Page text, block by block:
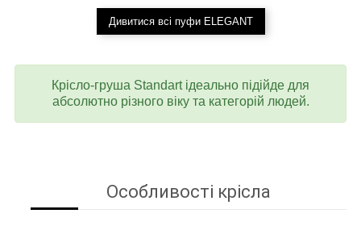
Дивитися всі пуфи ELEGANT
Крісло-груша Standart ідеально підійде для
абсолютно різного віку та категорій людей.
Особливості крісла